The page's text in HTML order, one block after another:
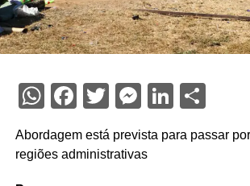
WhatsApp
Facebook
Twitter
Messenger
Abordagem está prevista para passar
regiões administrativas